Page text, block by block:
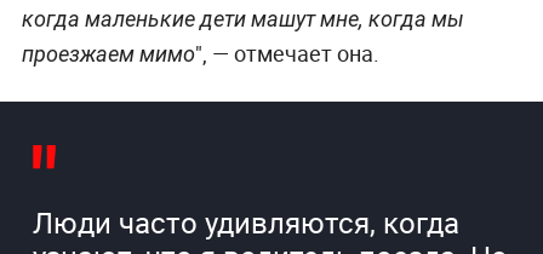
когда маленькие дети машут мне, когда мы
проезжаем мимо", — отмечает она.
Люди часто удивляются, когда